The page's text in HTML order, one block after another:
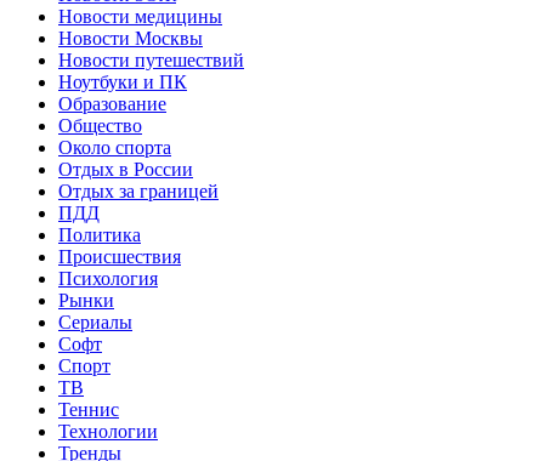
Новости медицины
Новости Москвы
Новости путешествий
Ноутбуки и ПК
Образование
Общество
Около спорта
Отдых в России
Отдых за границей
ПДД
Политика
Происшествия
Психология
Рынки
Сериалы
Софт
Спорт
ТВ
Теннис
Технологии
Тренды